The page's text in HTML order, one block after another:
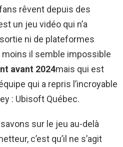
rêvent depuis des
un jeu vidéo qui n’a
ni de plateformes
il semble impossible
avant 2024mais qui est
qui a repris l’incroyable
: Ubisoft Québec.
sur le jeu au-delà
c’est qu’il ne s’agit